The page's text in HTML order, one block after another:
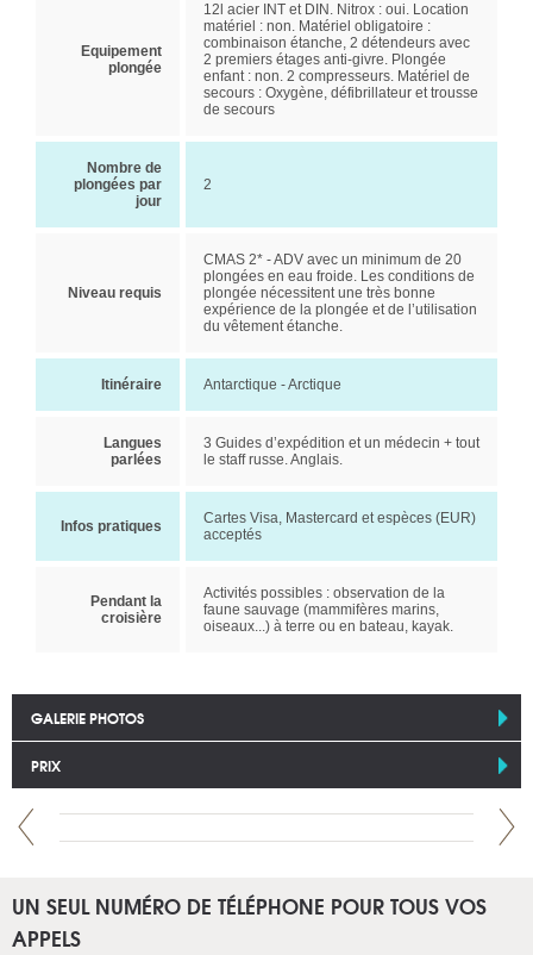
Equipement
plongée
12l acier INT et DIN. Nitrox : oui. Location
matériel : non. Matériel obligatoire :
combinaison étanche, 2 détendeurs avec
2 premiers étages anti-givre. Plongée
enfant : non. 2 compresseurs. Matériel de
secours : Oxygène, défibrillateur et trousse
de secours
Nombre de
plongées par
jour
2
Niveau requis
CMAS 2* - ADV avec un minimum de 20
plongées en eau froide. Les conditions de
plongée nécessitent une très bonne
expérience de la plongée et de l’utilisation
du vêtement étanche.
Itinéraire Antarctique - Arctique
Langues
parlées
3 Guides d’expédition et un médecin + tout
le staff russe. Anglais.
Infos pratiques
Cartes Visa, Mastercard et espèces (EUR)
acceptés
Pendant la
croisière
Activités possibles : observation de la
faune sauvage (mammifères marins,
oiseaux...) à terre ou en bateau, kayak.
GALERIE PHOTOS
PRIX
UN SEUL NUMÉRO DE TÉLÉPHONE POUR TOUS VOS
APPELS